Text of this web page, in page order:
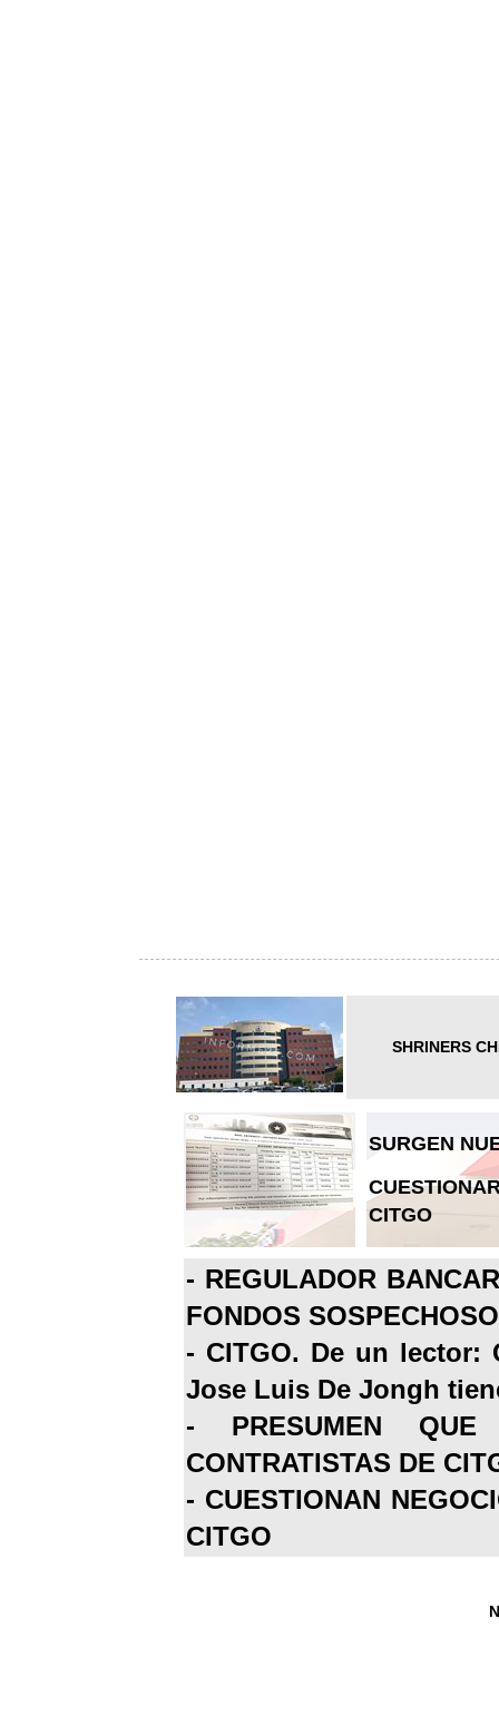
SHRINERS
SURGEN
CITGO
- REGULADOR
FONDOS
- CITGO. De un lector:
Jose Luis De Jongh
- PRESUMEN
CONTRATISTAS DE
- CUESTIONAN
CITGO